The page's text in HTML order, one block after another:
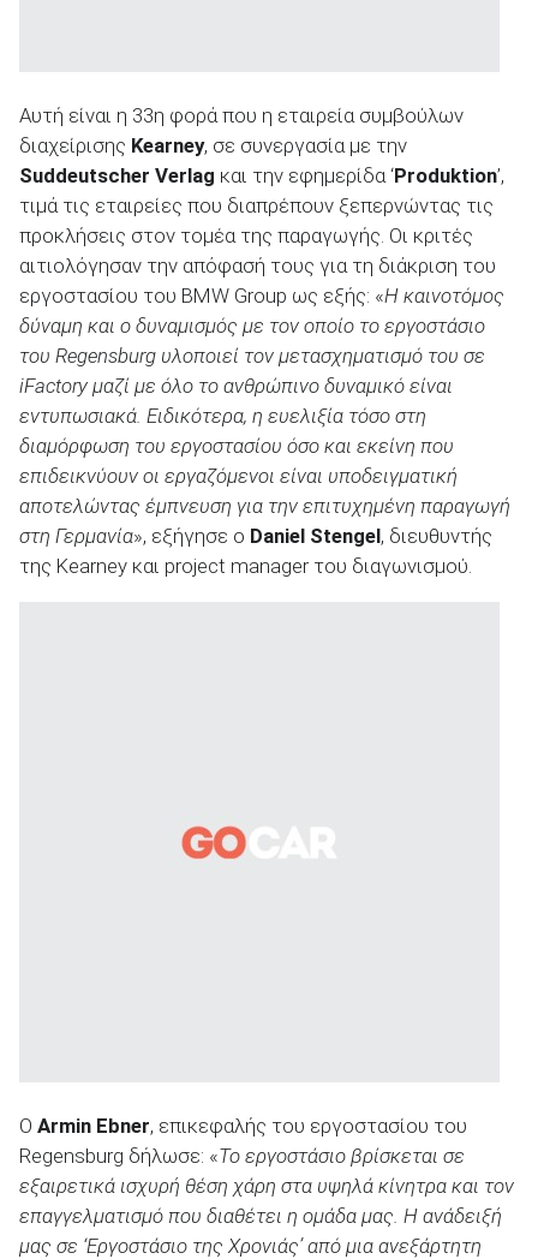
Αυτή είναι η 33η φορά που η εταιρεία συμβούλων
διαχείρισης Kearney, σε συνεργασία με την
Suddeutscher Verlag και την εφημερίδα ‘Produktion’,
τιμά τις εταιρείες που διαπρέπουν ξεπερνώντας τις
προκλήσεις στον τομέα της παραγωγής. Οι κριτές
αιτιολόγησαν την απόφασή τους για τη διάκριση του
εργοστασίου του BMW Group ως εξής: «Η καινοτόμος
δύναμη και ο δυναμισμός με τον οποίο το εργοστάσιο
του Regensburg υλοποιεί τον μετασχηματισμό του σε
iFactory μαζί με όλο το ανθρώπινο δυναμικό είναι
εντυπωσιακά. Ειδικότερα, η ευελιξία τόσο στη
διαμόρφωση του εργοστασίου όσο και εκείνη που
επιδεικνύουν οι εργαζόμενοι είναι υποδειγματική
αποτελώντας έμπνευση για την επιτυχημένη παραγωγή
στη Γερμανία», εξήγησε ο Daniel Stengel, διευθυντής
της Kearney και project manager του διαγωνισμού.
Ο Armin Ebner, επικεφαλής του εργοστασίου του
Regensburg δήλωσε: «Το εργοστάσιο βρίσκεται σε
εξαιρετικά ισχυρή θέση χάρη στα υψηλά κίνητρα και τον
επαγγελματισμό που διαθέτει η ομάδα μας. Η ανάδειξή
μας σε ‘Εργοστάσιο της Χρονιάς’ από μια ανεξάρτητη